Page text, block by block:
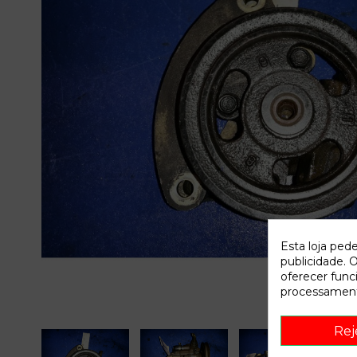
Esta loja
publicidade.
oferecer